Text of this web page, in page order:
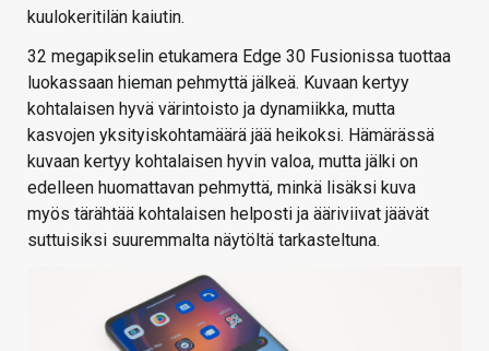
kuulokeritilän kaiutin.
32 megapikselin etukamera Edge 30 Fusionissa tuottaa
luokassaan hieman pehmyttä jälkeä. Kuvaan kertyy
kohtalaisen hyvä värintoisto ja dynamiikka, mutta
kasvojen yksityiskohtamäärä jää heikoksi. Hämärässä
kuvaan kertyy kohtalaisen hyvin valoa, mutta jälki on
edelleen huomattavan pehmyttä, minkä lisäksi kuva
myös tärähtää kohtalaisen helposti ja ääriviivat jäävät
suttuisiksi suuremmalta näytöltä tarkasteltuna.